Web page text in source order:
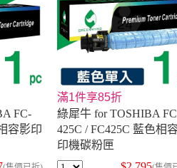
FC-
容影印
滿1件享85折
綠犀牛 for TOSHIBA
425C / FC425C 藍色相
印機碳粉匣